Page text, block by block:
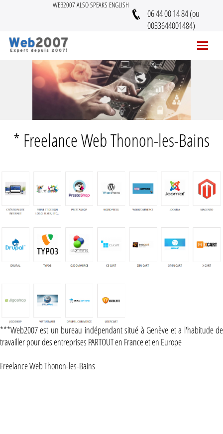
WEB2007 ALSO SPEAKS ENGLISH
06 44 00 14 84 (ou
0033644001484)
* Freelance Web Thonon-les-Bains
***Web2007 est un bureau indépendant situé à Genève et a l'habitude de
travailler pour des entreprises PARTOUT en France et en Europe
Freelance Web Thonon-les-Bains